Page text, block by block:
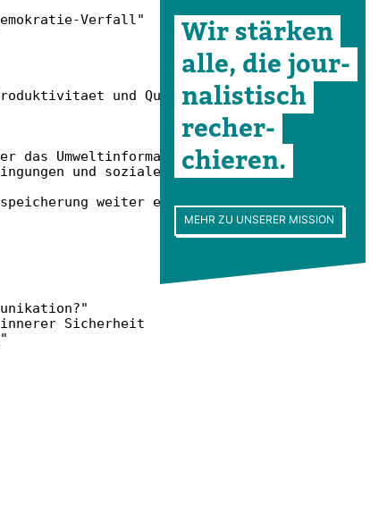
Verfall"
und Qualitaet II
das Umweltinformationsgesetz
und soziale Herkunft
weiter ein
Sicherheit
Wir stärken
alle, die jour­
na­lis­tisch
recher­
chieren.
MEHR ZU UNSERER MISSION